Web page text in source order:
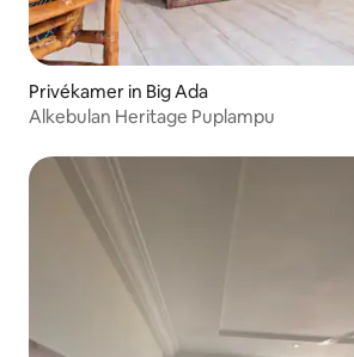
Privékamer in Big Ada
Alkebulan Heritage Puplampu